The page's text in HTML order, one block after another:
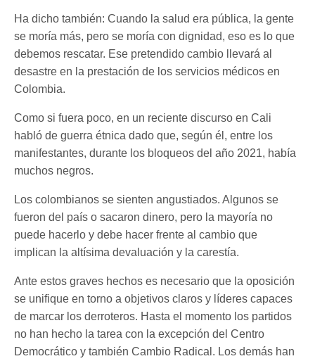
Ha dicho también: Cuando la salud era pública, la gente
se moría más, pero se moría con dignidad, eso es lo que
debemos rescatar. Ese pretendido cambio llevará al
desastre en la prestación de los servicios médicos en
Colombia.
Como si fuera poco, en un reciente discurso en Cali
habló de guerra étnica dado que, según él, entre los
manifestantes, durante los bloqueos del año 2021, había
muchos negros.
Los colombianos se sienten angustiados. Algunos se
fueron del país o sacaron dinero, pero la mayoría no
puede hacerlo y debe hacer frente al cambio que
implican la altísima devaluación y la carestía.
Ante estos graves hechos es necesario que la oposición
se unifique en torno a objetivos claros y líderes capaces
de marcar los derroteros. Hasta el momento los partidos
no han hecho la tarea con la excepción del Centro
Democrático y también Cambio Radical. Los demás han